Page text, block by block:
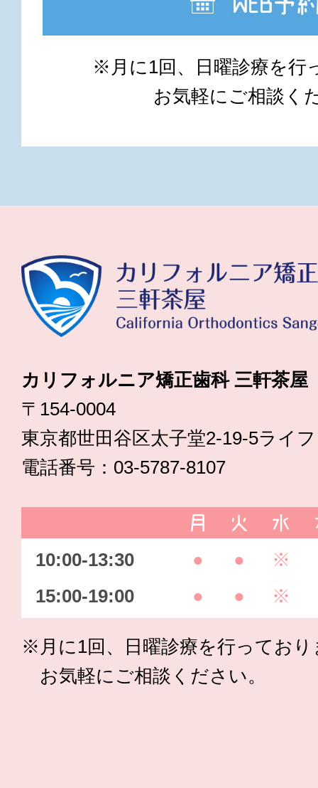
※月に1回、日曜診療を行
お気軽にご相談く
カリフォルニア矯正歯科 三軒茶屋
〒154-0004
東京都世田谷区太子堂2-19-5ライ
電話番号：03-5787-8107
月 火 水
10:00-13:30 ● ● ※
15:00-19:00
● ● ※
※月に1回、日曜診療を行っており
お気軽にご相談ください。